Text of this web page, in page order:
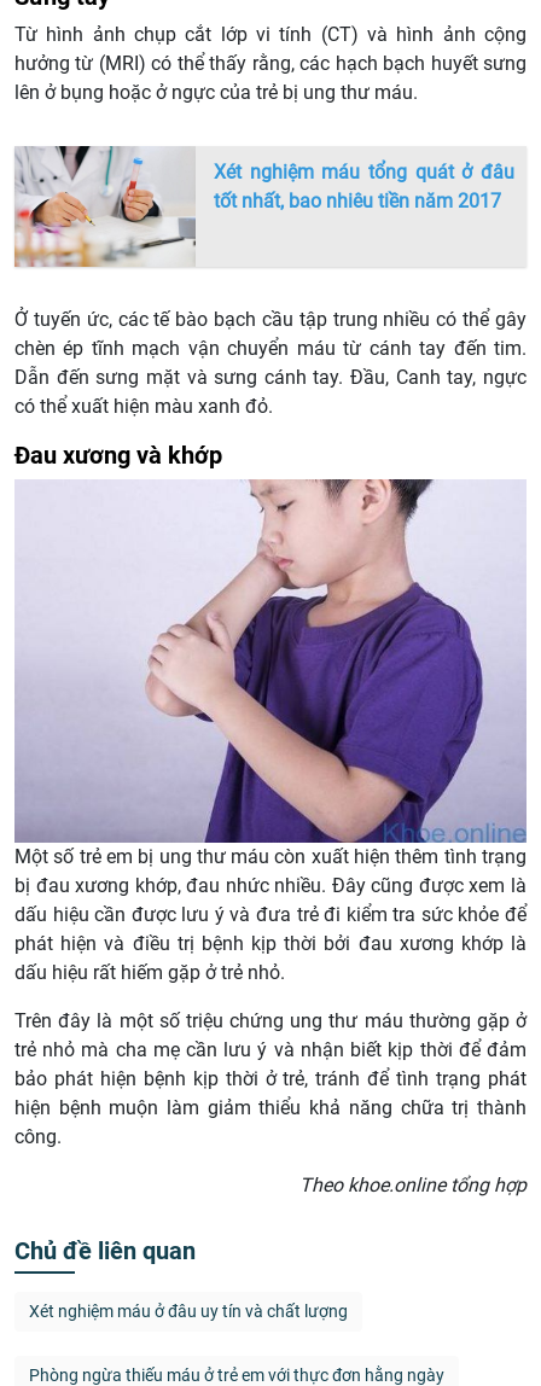
Từ hình ảnh chụp cắt lớp vi tính (CT) và hình ảnh cộng
hưởng từ (MRI) có thể thấy rằng, các hạch bạch huyết sưng
lên ở bụng hoặc ở ngực của trẻ bị ung thư máu.
Xét nghiệm máu tổng quát ở đâu
tốt nhất, bao nhiêu tiền năm 2017
Ở tuyến ức, các tế bào bạch cầu tập trung nhiều có thể gây
chèn ép tĩnh mạch vận chuyển máu từ cánh tay đến tim.
Dẫn đến sưng mặt và sưng cánh tay. Đầu, Canh tay, ngực
có thể xuất hiện màu xanh đỏ.
Đau xương và khớp
Một số trẻ em bị ung thư máu còn xuất hiện thêm tình trạng
bị đau xương khớp, đau nhức nhiều. Đây cũng được xem là
dấu hiệu cần được lưu ý và đưa trẻ đi kiểm tra sức khỏe để
phát hiện và điều trị bệnh kịp thời bởi đau xương khớp là
dấu hiệu rất hiếm gặp ở trẻ nhỏ.
Trên đây là một số triệu chứng ung thư máu thường gặp ở
trẻ nhỏ mà cha mẹ cần lưu ý và nhận biết kịp thời để đảm
bảo phát hiện bệnh kịp thời ở trẻ, tránh để tình trạng phát
hiện bệnh muộn làm giảm thiểu khả năng chữa trị thành
công.
Theo khoe.online tổng hợp
Chủ đề liên quan
Xét nghiệm máu ở đâu uy tín và chất lượng
Phòng ngừa thiếu máu ở trẻ em với thực đơn hằng ngày